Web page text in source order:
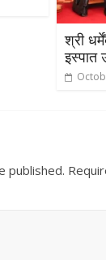
श्री
इस्पात
published.